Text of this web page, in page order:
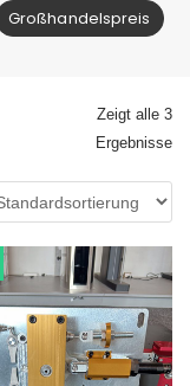
Großhandelspreis
Zeigt alle 3
Ergebnisse